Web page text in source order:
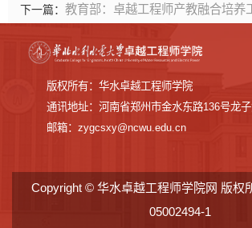
下一篇： 教育部：卓越工程师产教融合培养
版权所有：华水卓越工程师学院
通讯地址：河南省郑州市金水东路136号龙
邮箱：zygcsxy@ncwu.edu.cn
Copyright © 华水卓越工程师学院网 版
05002494-1